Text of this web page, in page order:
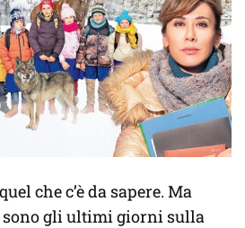
che c’è da sapere. Ma
sono gli ultimi giorni sulla